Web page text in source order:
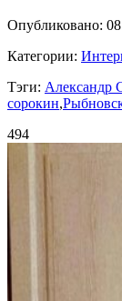
Опубликовано:
Категории:
Тэги: Александр
сорокин,
494